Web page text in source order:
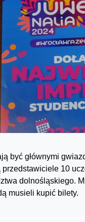
być głównymi
10
dolnośląskiego.
musieli kupić bilety.